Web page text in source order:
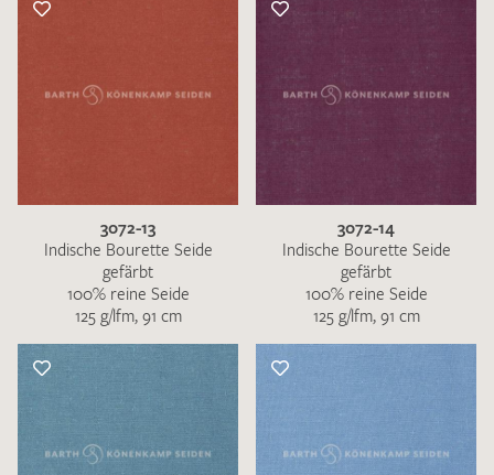
3072-13
Indische Bourette Seide
gefärbt
100% reine Seide
125 g/lfm, 91 cm
3072-14
Indische Bourette Seide
gefärbt
100% reine Seide
125 g/lfm, 91 cm